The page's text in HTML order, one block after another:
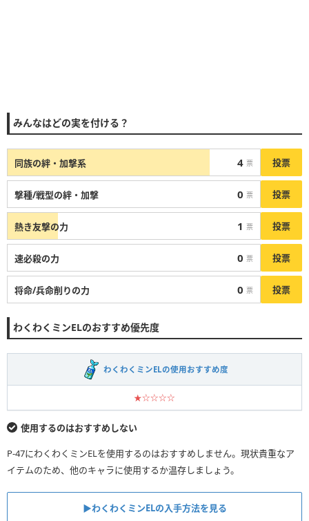
みんなはどの実を付ける？
同族の絆・加撃系 4 票 投票
撃種/戦型の絆・加撃 0 票 投票
熱き友撃の力 1 票 投票
速必殺の力 0 票 投票
将命/兵命削りの力 0 票 投票
わくわくミンELのおすすめ優先度
わくわくミンELの使用おすすめ度
★☆☆☆☆
使用するのはおすすめしない
P-47にわくわくミンELを使用するのはおすすめしません。現状貴重なア
イテムのため、他のキャラに使用するか温存しましょう。
▶︎わくわくミンELの入手方法を見る